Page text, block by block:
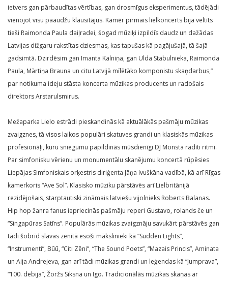
ietvers gan pārbaudītas vērtības, gan drosmīgus eksperimentus, tādējādi
vienojot visu paaudžu klausītājus. Kamēr pirmais lielkoncerts bija veltīts
tieši Raimonda Paula daiļradei, šogad mūziķi izpildīs daudz un dažādas
Latvijas dižgaru rakstītas dziesmas, kas tapušas kā pagājušajā, tā šajā
gadsimtā. Dzirdēsim gan Imanta Kalniņa, gan Ulda Stabulnieka, Raimonda
Paula, Mārtiņa Brauna un citu Latvijā mīlētāko komponistu skaņdarbus,”
par notikuma ideju stāsta koncerta mūzikas producents un radošais
direktors Arstarulsmirus.
Mežaparka Lielo estrādi pieskandinās kā aktuālākās pašmāju mūzikas
zvaigznes, tā visos laikos populāri skatuves grandi un klasiskās mūzikas
profesionāļi, kuru sniegumu papildinās mūsdienīgi DJ Monsta radīti ritmi.
Par simfonisku vērienu un monumentālu skanējumu koncertā rūpēsies
Liepājas Simfoniskais orķestris diriģenta Jāņa Ivuškāna vadībā, kā arī Rīgas
kamerkoris “Ave Sol”. Klasisko mūziku pārstāvēs arī Lielbritānijā
rezidējošais, starptautiski zināmais latviešu vijolnieks Roberts Balanas.
Hip hop žanra fanus iepriecinās pašmāju reperi Gustavo, rolands če un
“Singapūras Satīns”. Populārās mūzikas zvaigznāju savukārt pārstāvēs gan
tādi šobrīd slavas zenītā esoši mākslinieki kā “Sudden Lights”,
“Instrumenti”, Būū, “Citi Zēni”, “The Sound Poets”, “Mazais Princis”, Aminata
un Aija Andrejeva, gan arī tādi mūzikas grandi un leģendas kā “Jumprava”,
“100. debija”, Žoržs Siksna un Igo. Tradicionālās mūzikas skaņas ar